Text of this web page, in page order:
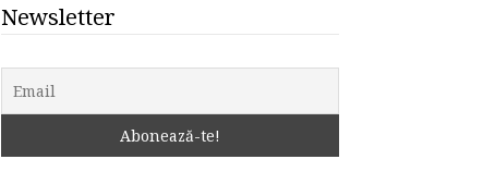
Newsletter